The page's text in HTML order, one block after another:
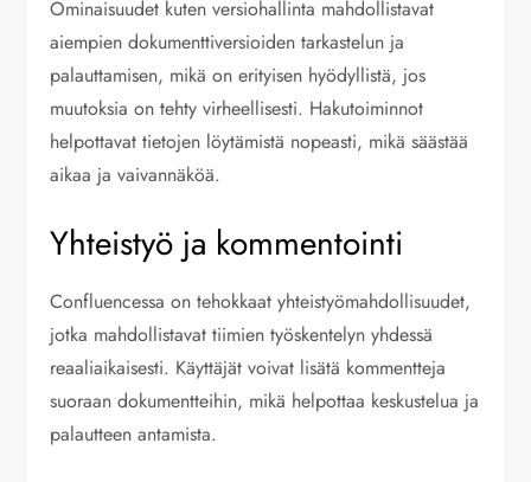
Ominaisuudet kuten versiohallinta mahdollistavat
aiempien dokumenttiversioiden tarkastelun ja
palauttamisen, mikä on erityisen hyödyllistä, jos
muutoksia on tehty virheellisesti. Hakutoiminnot
helpottavat tietojen löytämistä nopeasti, mikä säästää
aikaa ja vaivannäköä.
Yhteistyö ja kommentointi
Confluencessa on tehokkaat yhteistyömahdollisuudet,
jotka mahdollistavat tiimien työskentelyn yhdessä
reaaliaikaisesti. Käyttäjät voivat lisätä kommentteja
suoraan dokumentteihin, mikä helpottaa keskustelua ja
palautteen antamista.